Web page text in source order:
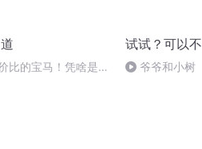
比的宝马！凭啥是
试试？可以不
爷爷和小树